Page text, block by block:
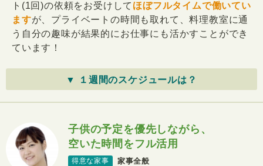
ト(1回)の依頼をお受けして ほぼフルタイムで働いてい
ますが、プライベートの時間も取れて、料理教室に通
う自分の趣味が結果的にお仕事にも活かすことができ
ています！
▼ １週間のスケジュールは？
子供の予定を優先しながら、
空いた時間をフル活用
得意な家事 家事全般